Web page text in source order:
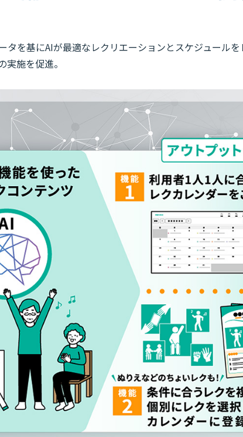
を基にAIが最適なレクリエーションとスケジュール
施を促進。